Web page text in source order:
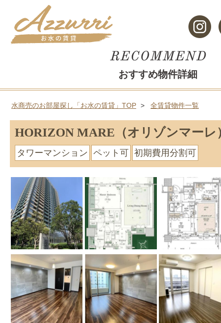
おすすめ物件詳細
水商売のお部屋探し「お水の賃貸」TOP 全賃貸物件一覧
HORIZON MARE（オリゾンマーレ
タワーマンション ペット可 初期費用分割可